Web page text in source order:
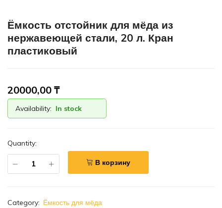
Ёмкость отстойник для мёда из
нержавеющей стали, 20 л. Кран
пластиковый
20000,00 ₸
Availability: In stock
Quantity:
В корзину
Category: Ёмкость для мёда